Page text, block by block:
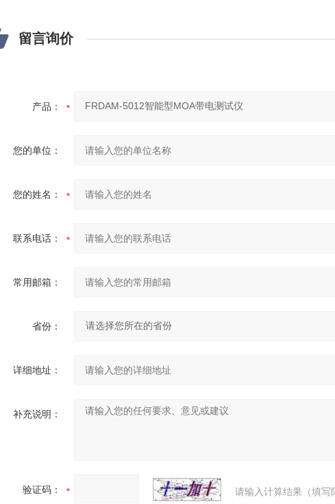
留言询价
产品：
您的单位：
您的姓名：
联系电话：
常用邮箱：
省份：
详细地址：
补充说明：
验证码： 请输入计算结果（填写